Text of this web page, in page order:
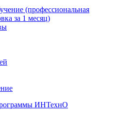
(профессиональная
за 1 месяц)
ИНТехнО